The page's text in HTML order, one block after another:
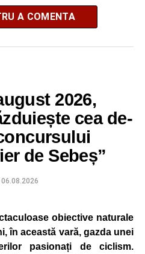
A COMENTA
2026,
cea de-
de Sebeș”
06.08.2026
obiective naturale
în această vară, gazda unei
pasionați de ciclism.